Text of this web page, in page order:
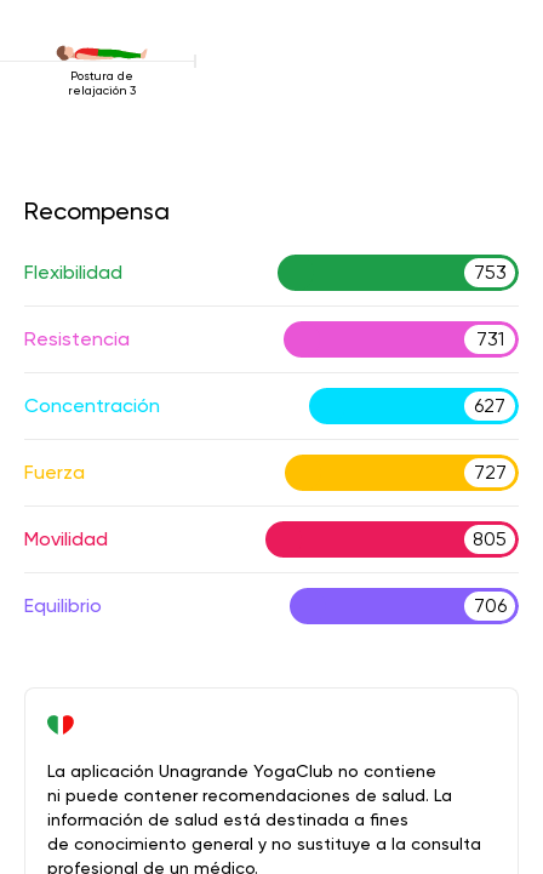
Postura de
relajación 3
Recompensa
Flexibilidad 753
Resistencia 731
Concentración 627
Fuerza 727
Movilidad 805
Equilibrio 706
La aplicación Unagrande YogaClub no contiene
ni puede contener recomendaciones de salud. La
información de salud está destinada a fines
de conocimiento general y no sustituye a la consulta
profesional de un médico.